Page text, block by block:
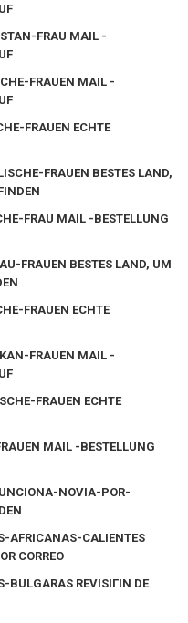
FRAU MAIL -
FRAUEN MAIL -
FRAUEN ECHTE
FRAUEN BESTES LAND,
FRAU MAIL -BESTELLUNG
FRAUEN BESTES LAND, UM
FRAUEN ECHTE
FRAUEN MAIL -
FRAUEN ECHTE
MAIL -BESTELLUNG
NOVIA-POR-
AFRICANAS-CALIENTES
CORREO
BULGARAS REVISIГІN DE